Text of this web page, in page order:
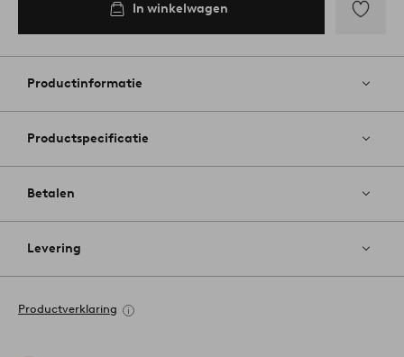
In winkelwagen
aan
Productinformatie
Productspecificatie
Betalen
Levering
Productverklaring